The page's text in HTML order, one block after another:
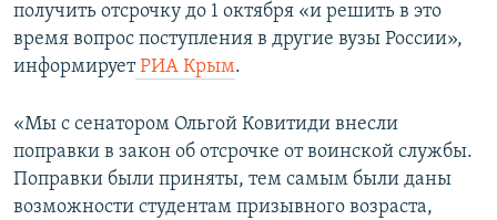
получить отсрочку до 1 октября «и решить в это
время вопрос поступления в другие вузы России»,
информируетРИА Крым.
«Мы с сенатором Ольгой Ковитиди внесли
поправки в закон об отсрочке от воинской службы.
Поправки были приняты, тем самым были даны
возможности студентам призывного возраста,